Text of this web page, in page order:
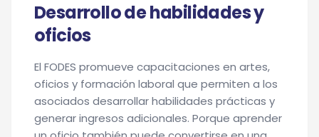
Desarrollo de habilidades y
oficios
El FODES promueve capacitaciones en artes,
oficios y formación laboral que permiten a los
asociados desarrollar habilidades prácticas y
generar ingresos adicionales. Porque aprender